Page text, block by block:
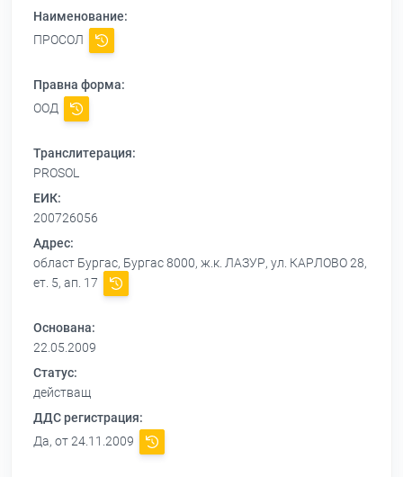
Наименование:
ПРОСОЛ
Правна форма:
ООД
Транслитерация:
PROSOL
ЕИК:
200726056
Адрес:
област Бургас, Бургас 8000, ж.к. ЛАЗУР, ул. КАРЛОВО 28,
ет. 5, ап. 17
Основана:
22.05.2009
Статус:
действащ
ДДС регистрация:
Да, от 24.11.2009